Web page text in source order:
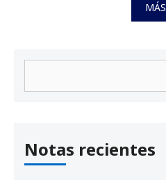
MÁS
Notas recientes